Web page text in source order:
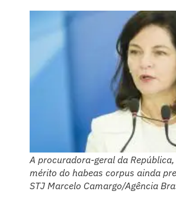
A procuradora-geral da República,
mérito do habeas corpus ainda
STJ Marcelo Camargo/Agência